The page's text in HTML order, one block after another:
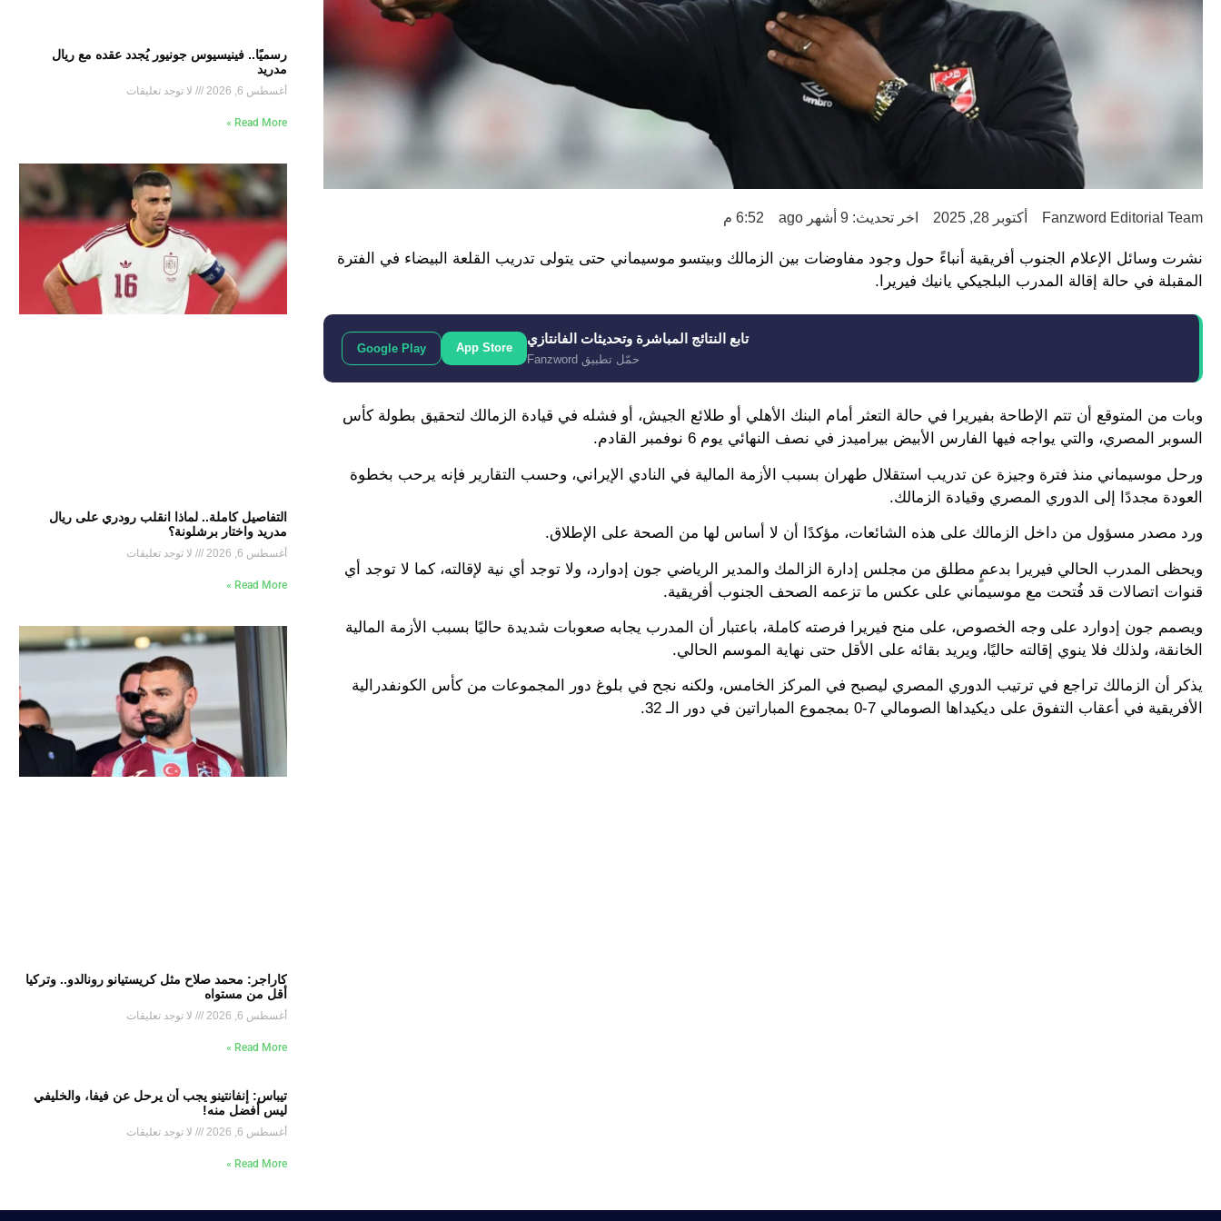
Fanzword Editorial Team أكتوبر 28, 2025 اخر تحديث: 9 أشهر ago 6:52 م
نشرت وسائل الإعلام الجنوب أفريقية أنباءً حول وجود مفاوضات بين الزمالك وبيتسو موسيماني حتى يتولى تدريب القلعة البيضاء في الفترة
المقبلة في حالة إقالة المدرب البلجيكي يانيك فيريرا.
تابع النتائج المباشرة وتحديثات الفانتازي
حمّل تطبيق Fanzword
App Store
Google Play
وبات من المتوقع أن تتم الإطاحة بفيريرا في حالة التعثر أمام البنك الأهلي أو طلائع الجيش، أو فشله في قيادة الزمالك لتحقيق بطولة كأس
السوبر المصري، والتي يواجه فيها الفارس الأبيض بيراميدز في نصف النهائي يوم 6 نوفمبر القادم.
ورحل موسيماني منذ فترة وجيزة عن تدريب استقلال طهران بسبب الأزمة المالية في النادي الإيراني، وحسب التقارير فإنه يرحب بخطوة
العودة مجددًا إلى الدوري المصري وقيادة الزمالك.
ورد مصدر مسؤول من داخل الزمالك على هذه الشائعات، مؤكدًا أن لا أساس لها من الصحة على الإطلاق.
ويحظى المدرب الحالي فيريرا بدعمٍ مطلق من مجلس إدارة الزالمك والمدير الرياضي جون إدوارد، ولا توجد أي نية لإقالته، كما لا توجد أي
قنوات اتصالات قد فُتحت مع موسيماني على عكس ما تزعمه الصحف الجنوب أفريقية.
ويصمم جون إدوارد على وجه الخصوص، على منح فيريرا فرصته كاملة، باعتبار أن المدرب يجابه صعوبات شديدة حاليًا بسبب الأزمة المالية
الخانقة، ولذلك فلا ينوي إقالته حاليًا، ويريد بقائه على الأقل حتى نهاية الموسم الحالي.
يذكر أن الزمالك تراجع في ترتيب الدوري المصري ليصبح في المركز الخامس، ولكنه نجح في بلوغ دور المجموعات من كأس الكونفدرالية
الأفريقية في أعقاب التفوق على ديكيداها الصومالي 7-0 بمجموع المباراتين في دور الـ 32.
رسميًا.. فينيسيوس جونيور يُجدد عقده مع ريال
مدريد
أغسطس 6, 2026 لا توجد تعليقات
Read More »
التفاصيل كاملة.. لماذا انقلب رودري على ريال
مدريد واختار برشلونة؟
أغسطس 6, 2026 لا توجد تعليقات
Read More »
كاراجر: محمد صلاح مثل كريستيانو رونالدو.. وتركيا
أقل من مستواه
أغسطس 6, 2026 لا توجد تعليقات
Read More »
تيباس: إنفانتينو يجب أن يرحل عن فيفا، والخليفي
ليس أفضل منه!
أغسطس 6, 2026 لا توجد تعليقات
Read More »